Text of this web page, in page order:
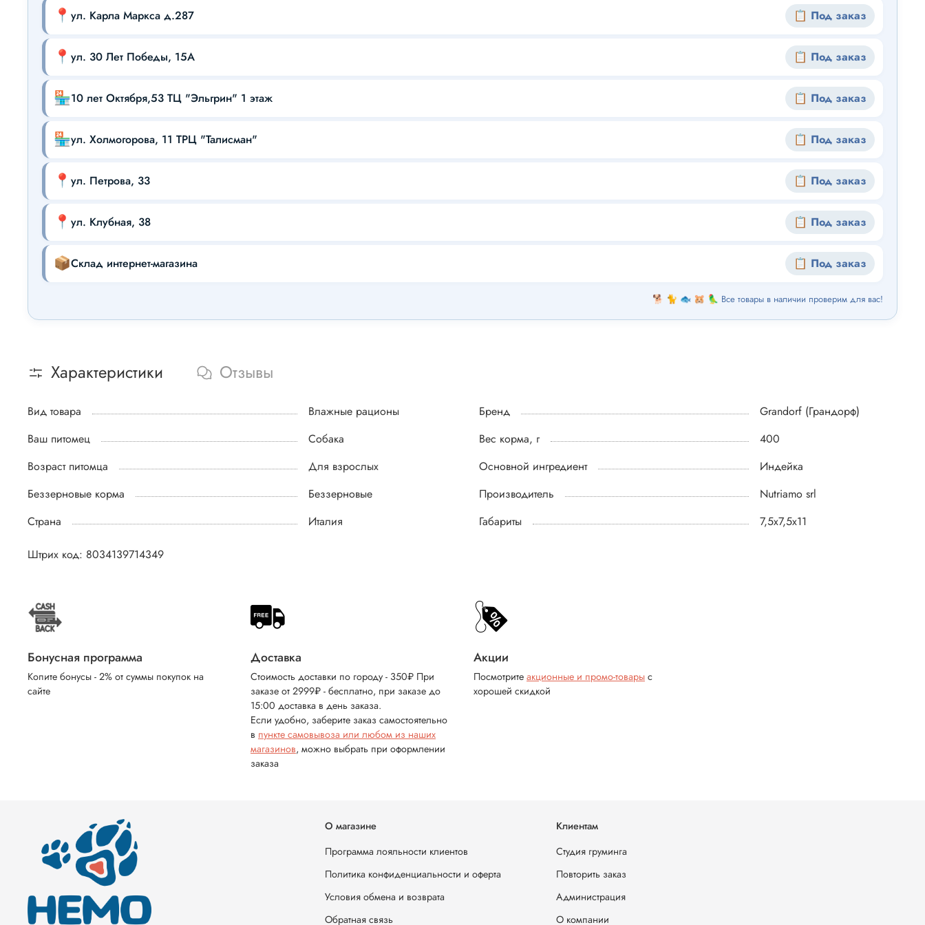
📍 ул. Карла Маркса д.287 📋 Под заказ
📍 ул. 30 Лет Победы, 15А 📋 Под заказ
🏪10 лет Октября,53 ТЦ "Эльгрин" 1 этаж 📋 Под заказ
🏪ул. Холмогорова, 11 ТРЦ "Талисман" 📋 Под заказ
📍 ул. Петрова, 33 📋 Под заказ
📍 ул. Клубная, 38 📋 Под заказ
📦Склад интернет-магазина 📋 Под заказ
🐕 🐈 🐟 🐹 🦜 Все товары в наличии проверим для вас!
Характеристики Отзывы
Вид товара Влажные рационы Бренд
Grandorf (Грандорф)
Ваш питомец
Собака Вес корма, г
400
Возраст питомца
Для взрослых Основной ингредиент
Индейка
Беззерновые корма
Беззерновые Производитель
Nutriamo srl
Страна
Италия Габариты 7,5х7,5х11
Штрих код: 8034139714349
Бонусная программа
Копите бонусы - 2% от суммы покупок на
сайте
Доставка
Стоимость доставки по городу - 350₽ При
заказе от 2999₽ - бесплатно, при заказе до
15:00 доставка в день заказа.
Если удобно, заберите заказ самостоятельно
в пункте самовывоза или любом из наших
магазинов, можно выбрать при оформлении
заказа
Акции
Посмотрите акционные и промо-товары с
хорошей скидкой
О магазине
Программа лояльности клиентов
Политика конфиденциальности и оферта
Условия обмена и возврата
Обратная связь
Клиентам
Студия груминга
Повторить заказ
Администрация
О компании